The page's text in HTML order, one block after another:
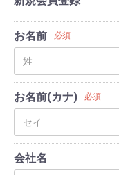
お名前 必須
お名前(カナ) 必須
会社名